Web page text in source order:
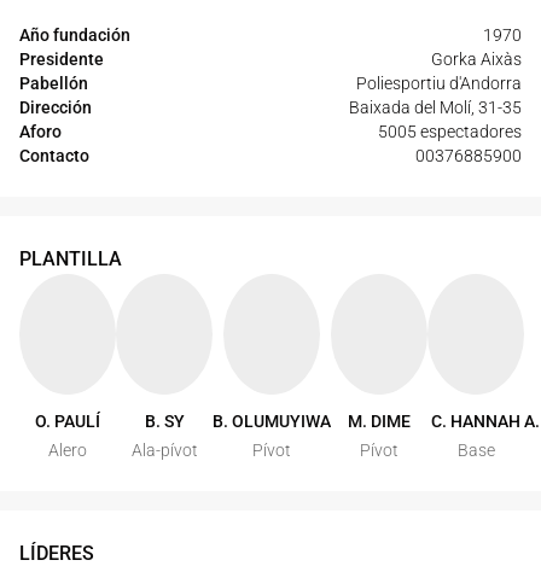
Año fundación
1970
Presidente
Gorka Aixàs
Pabellón
Poliesportiu d'Andorra
Dirección
Baixada del Molí, 31-35
Aforo
5005 espectadores
Contacto
00376885900
PLANTILLA
O. PAULÍ
Alero
B. SY
Ala-pívot
B. OLUMUYIWA
Pívot
M. DIME
Pívot
C. HANNAH
Base
LÍDERES